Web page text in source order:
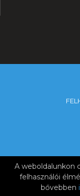
A weboldalunkon
felhasználói
bővebben
Copyright © 2019